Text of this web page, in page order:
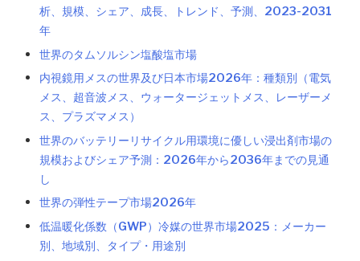
析、規模、シェア、成長、トレンド、予測、2023-2031
年
世界のタムソルシン塩酸塩市場
内視鏡用メスの世界及び日本市場2026年：種類別（電気
メス、超音波メス、ウォータージェットメス、レーザーメ
ス、プラズマメス）
世界のバッテリーリサイクル用環境に優しい浸出剤市場の
規模およびシェア予測：2026年から2036年までの見通
し
世界の弾性テープ市場2026年
低温暖化係数（GWP）冷媒の世界市場2025：メーカー
別、地域別、タイプ・用途別